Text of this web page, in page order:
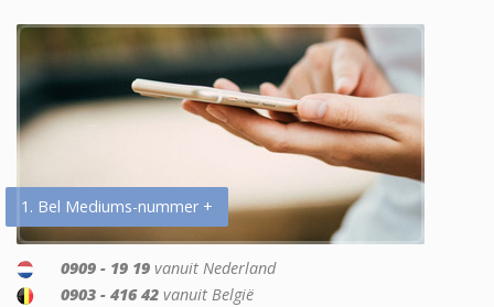
1. Bel Mediums-nummer +
0909 - 19 19 vanuit Nederland
0903 - 416 42 vanuit België